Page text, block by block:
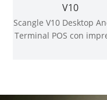
V10
Scangle V10 Desktop
Terminal POS con